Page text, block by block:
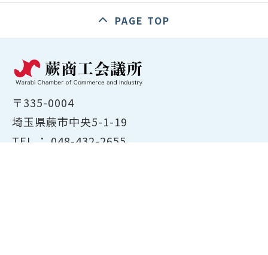
PAGE TOP
〒335-0004
埼玉県蕨市中央5-1-19
TEL ： 048-432-2655